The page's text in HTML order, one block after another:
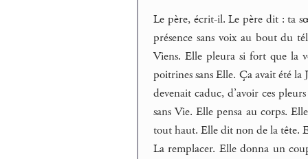
Le père, écrit-il. Le père dit : ta
présence sans voix au bout du
Viens. Elle pleura si fort que la
poitrines sans Elle. Ça avait été
devenait caduc, d’avoir ces
sans Vie. Elle pensa au corps.
tout haut. Elle dit non de la tête.
La remplacer. Elle donna un